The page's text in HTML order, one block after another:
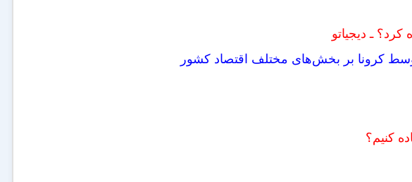
ـ دیجیاتو
کرونا بر بخش‌های مختلف اقتصاد کشور
کنیم؟